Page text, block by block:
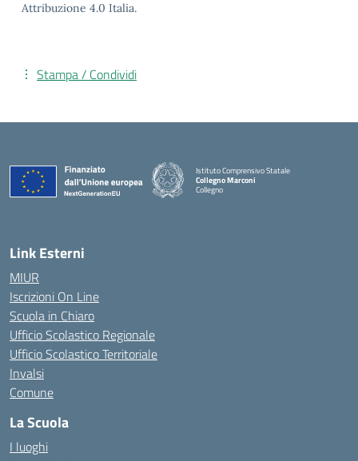
Attribuzione 4.0 Italia.
Stampa / Condividi
Istituto Comprensivo Statale
Collegno Marconi
Collegno
Link Esterni
MIUR
Iscrizioni On Line
Scuola in Chiaro
Ufficio Scolastico Regionale
Ufficio Scolastico Territoriale
Invalsi
Comune
La Scuola
I luoghi